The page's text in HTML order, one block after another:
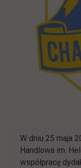
W dniu 25 maja
Handlowa im.
współpracę